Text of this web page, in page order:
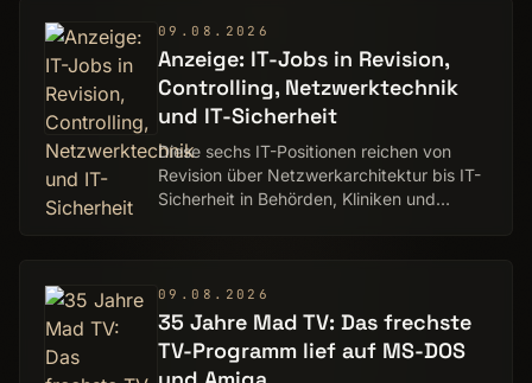
09.08.2026
Anzeige: IT-Jobs in Revision,
Controlling, Netzwerktechnik
und IT-Sicherheit
Diese sechs IT-Positionen reichen von
Revision über Netzwerkarchitektur bis IT-
Sicherheit in Behörden, Kliniken und
09.08.2026
35 Jahre Mad TV: Das frechste
TV-Programm lief auf MS-DOS